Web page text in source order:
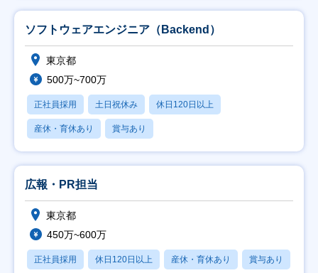
ソフトウェアエンジニア（Backend）
東京都
500万~700万
正社員採用 土日祝休み 休日120日以上
産休・育休あり 賞与あり
広報・PR担当
東京都
450万~600万
正社員採用 休日120日以上 産休・育休あり 賞与あり